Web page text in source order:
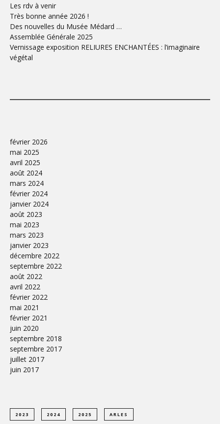
Les rdv à venir
Très bonne année 2026 !
Des nouvelles du Musée Médard …
Assemblée Générale 2025
Vernissage exposition RELIURES ENCHANTÉES : l’imaginaire
végétal
février 2026
mai 2025
avril 2025
août 2024
mars 2024
février 2024
janvier 2024
août 2023
mai 2023
mars 2023
janvier 2023
décembre 2022
septembre 2022
août 2022
avril 2022
février 2022
mai 2021
février 2021
juin 2020
septembre 2018
septembre 2017
juillet 2017
juin 2017
2023 2024 2025 ARLES